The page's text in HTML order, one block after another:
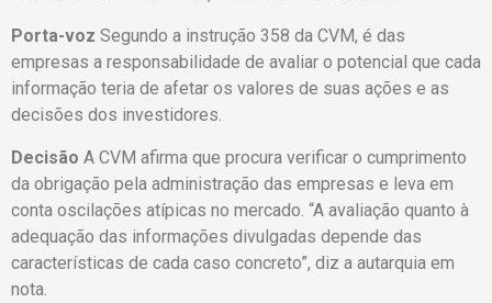
Porta-voz Segundo a instrução 358 da CVM, é das
empresas a responsabilidade de avaliar o potencial que cada
informação teria de afetar os valores de suas ações e as
decisões dos investidores.
Decisão A CVM afirma que procura verificar o cumprimento
da obrigação pela administração das empresas e leva em
conta oscilações atípicas no mercado. “A avaliação quanto à
adequação das informações divulgadas depende das
características de cada caso concreto”, diz a autarquia em
nota.